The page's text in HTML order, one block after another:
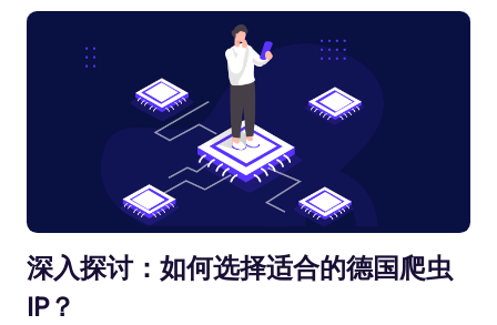
深入探讨：如何选择适合的德国爬虫
IP？